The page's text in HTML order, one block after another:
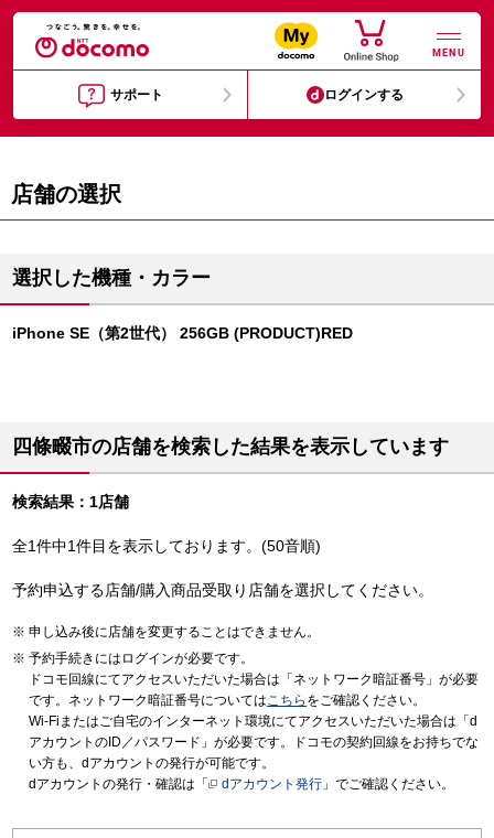
MENU
サポート ログインする
店舗の選択
選択した機種・カラー
iPhone SE（第2世代） 256GB (PRODUCT)RED
四條畷市の店舗を検索した結果を表示しています
検索結果：1店舗
全1件中1件目を表示しております。(50音順)
予約申込する店舗/購入商品受取り店舗を選択してください。
申し込み後に店舗を変更することはできません。
予約手続きにはログインが必要です。
ドコモ回線にてアクセスいただいた場合は「ネットワーク暗証番号」が必要
です。ネットワーク暗証番号についてはこちら をご確認ください。
Wi-Fiまたはご自宅のインターネット環境にてアクセスいただいた場合は「d
アカウントのID／パスワード」が必要です。ドコモの契約回線をお持ちでな
い方も、dアカウントの発行が可能です。
dアカウントの発行・確認は「
dアカウント発行 」でご確認ください。